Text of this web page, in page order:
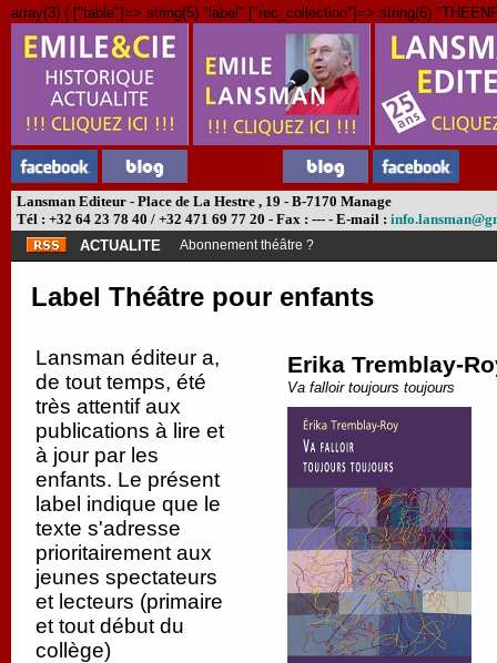
array(3) { ["table"]=> string(5) "label" ["rec_collection"]=> string(6)
Lansman Editeur - Place de La Hestre , 19 - B-7170 Manage
Tél : +32 64 23 78 40 / +32 471 69 77 20 - Fax : --- - E-mail :
ACTUALITE
Abonnement théâtre ?
Label Théâtre pour enfants
Lansman éditeur a,
de tout temps, été
très attentif aux
publications à lire et
à jour par les
enfants. Le présent
label indique que le
texte s'adresse
prioritairement aux
jeunes spectateurs
et lecteurs (primaire
et tout début du
collège)
Erika Tremblay-
Va falloir toujours toujours